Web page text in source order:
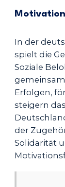
In der
spielt die
Soziale
Erfolgen,
steigern
der
Solidarität